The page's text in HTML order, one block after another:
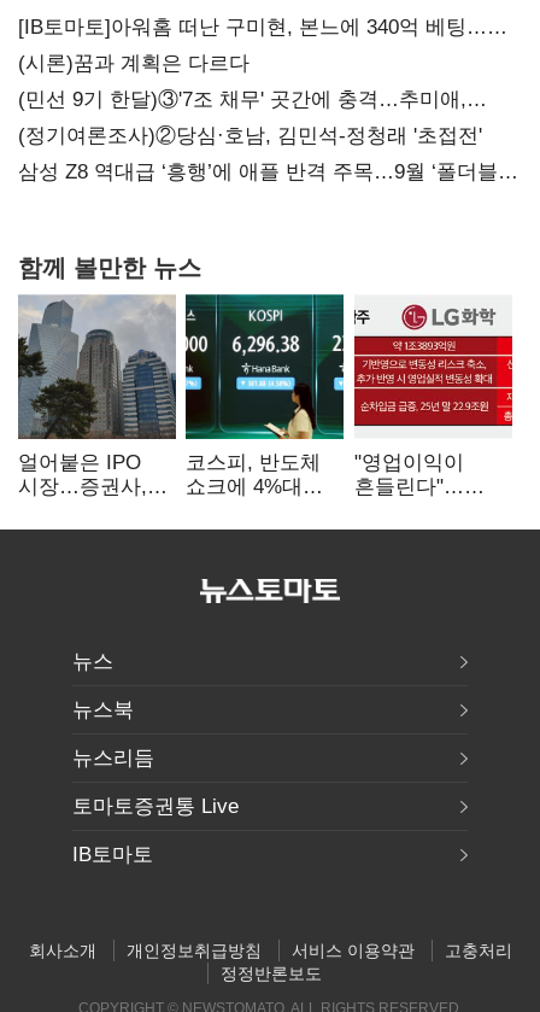
[IB토마토]아워홈 떠난 구미현, 본느에 340억 베팅…
가족 지배체제 구축
(시론)꿈과 계획은 다르다
(민선 9기 한달)③'7조 채무' 곳간에 충격…추미애,
20년만에 '비상재정' 선언 승부수
(정기여론조사)②당심·호남, 김민석-정청래 '초접전'
삼성 Z8 역대급 ‘흥행’에 애플 반격 주목…9월 ‘폴더블
함께 볼만한 뉴스
얼어붙은 IPO
시장…증권사,
전쟁' 기대
코스피, 반도체
쇼크에 4%대
5거래일째 상승
"영업이익이
흔들린다"…
18에 취약
뉴스
뉴스북
뉴스리듬
토마토증권통 Live
IB토마토
회사소개 개인정보취급방침 서비스 이용약관
고충처리
정정반론보도
COPYRIGHT © NEWSTOMATO. ALL RIGHTS RESERVED.